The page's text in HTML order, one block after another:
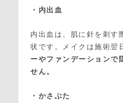
・内出血
内出血は、肌に針を刺す
状です。メイクは施術翌
ーやファンデーションで
せん。
・かさぶた